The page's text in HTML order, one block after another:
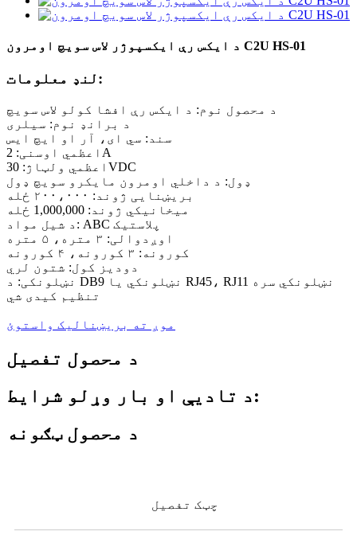
د ایکس رې ایکسپوژر لاس سویچ اومرون C2U HS-01
لنډ معلومات:
د محصول نوم: د ایکس رې افشا کولو لاس سویچ
د برانډ نوم: سیلری
سند: سي ای، آر او ایچ ایس
اعظمي اوسنی: 2A
اعظمي ولټاژ: 30VDC
ډول: د داخلي اومرون مایکرو سویچ ډول
بریښنایی ژوند: ۲۰۰،۰۰۰ ځله
میخانیکي ژوند: 1,000,000 ځله
د شیل مواد: ABC پلاستیک
اوږدوالی: ۳ متره، ۵ متره
کورونه: ۳ کورونه، ۴ کورونه
دودیز کول: شتون لري
نښلونکی: د DB9 نښلونکي یا RJ45، RJ11 نښلونکي سره
تنظیم کیدی شي
موږ ته بریښنالیک واستوئ
د محصول تفصیل
د تادیې او بار وړلو شرایط:
د محصول ټګونه
چټک تفصیل